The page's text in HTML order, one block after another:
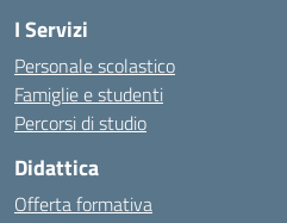
I Servizi
Personale scolastico
Famiglie e studenti
Percorsi di studio
Didattica
Offerta formativa